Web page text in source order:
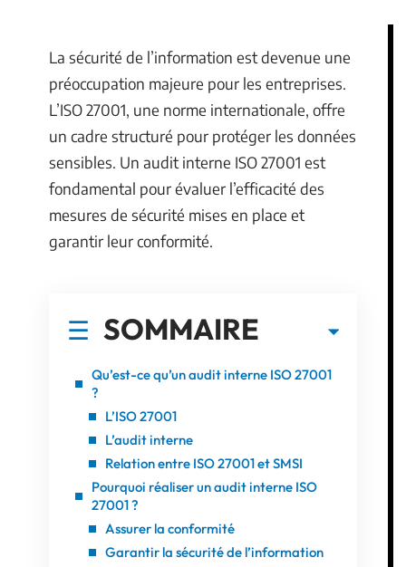
La sécurité de l’information est devenue une
préoccupation majeure pour les entreprises.
L’ISO 27001, une norme internationale, offre
un cadre structuré pour protéger les données
sensibles. Un audit interne ISO 27001 est
fondamental pour évaluer l’efficacité des
mesures de sécurité mises en place et
garantir leur conformité.
SOMMAIRE
Qu’est-ce qu’un audit interne ISO 27001
?
L’ISO 27001
L’audit interne
Relation entre ISO 27001 et SMSI
Pourquoi réaliser un audit interne ISO
27001 ?
Assurer la conformité
Garantir la sécurité de l’information